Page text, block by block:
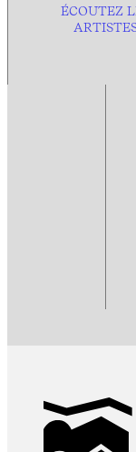
ÉCOUTEZ